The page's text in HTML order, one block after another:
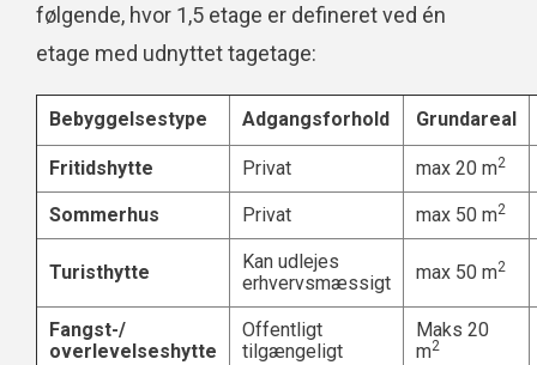
følgende, hvor 1,5 etage er defineret ved én
etage med udnyttet tagetage:
Bebyggelsestype Adgangsforhold Grundareal
Fritidshytte Privat max 20 m2
Sommerhus Privat max 50 m2
Turisthytte
Kan udlejes
erhvervsmæssigt
max 50 m2
Fangst-/
overlevelseshytte
Offentligt
tilgængeligt
Maks 20
m2